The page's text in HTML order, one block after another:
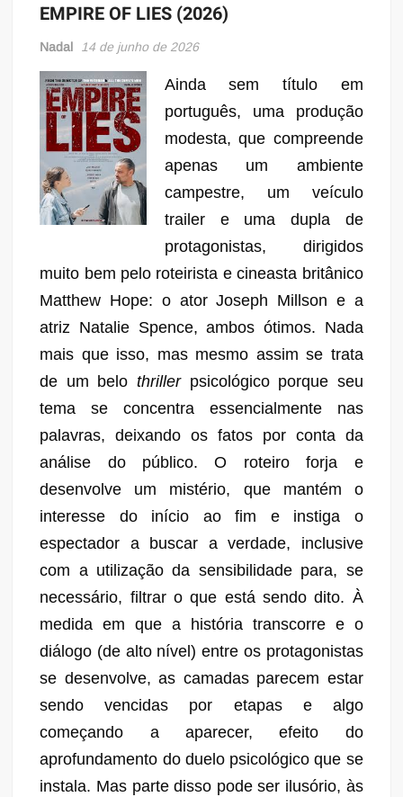
EMPIRE OF LIES (2026)
Nadal 14 de junho de 2026
Ainda sem título em
português, uma produção
modesta, que compreende
apenas um ambiente
campestre, um veículo
trailer e uma dupla de
protagonistas, dirigidos
muito bem pelo roteirista e cineasta britânico
Matthew Hope: o ator Joseph Millson e a
atriz Natalie Spence, ambos ótimos. Nada
mais que isso, mas mesmo assim se trata
de um belo thrillerpsicológico porque seu
tema se concentra essencialmente nas
palavras, deixando os fatos por conta da
análise do público. O roteiro forja e
desenvolve um mistério, que mantém o
interesse do início ao fim e instiga o
espectador a buscar a verdade, inclusive
com a utilização da sensibilidade para, se
necessário, filtrar o que está sendo dito. À
medida em que a história transcorre e o
diálogo (de alto nível) entre os protagonistas
se desenvolve, as camadas parecem estar
sendo vencidas por etapas e algo
começando a aparecer, efeito do
aprofundamento do duelo psicológico que se
instala. Mas parte disso pode ser ilusório, às